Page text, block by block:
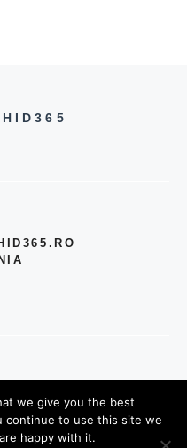
we give you the best
continue to use this site we
happy with it.